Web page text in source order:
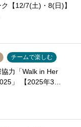
【12/7(土)・8(日)】
チームで楽しむ
力「Walk in Her
」 【2025年3…